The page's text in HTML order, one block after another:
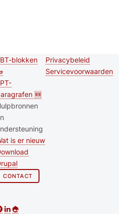
blokken
🆕
is er nieuw
CONTACT
Footer menu
Privacybeleid
Servicevoorwaarden